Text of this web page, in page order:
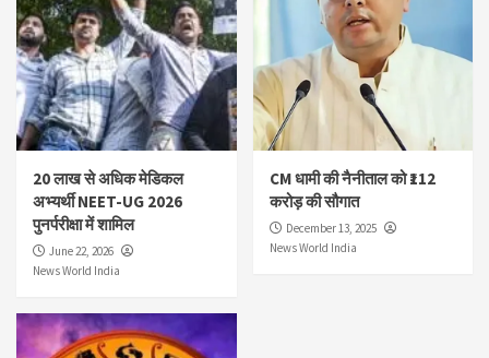
20 लाख से अधिक मेडिकल
अभ्यर्थी NEET-UG 2026
पुनर्परीक्षा में शामिल
June 22, 2026
News World India
CM धामी की नैनीताल को ₹112
करोड़ की सौगात
December 13, 2025
News World India